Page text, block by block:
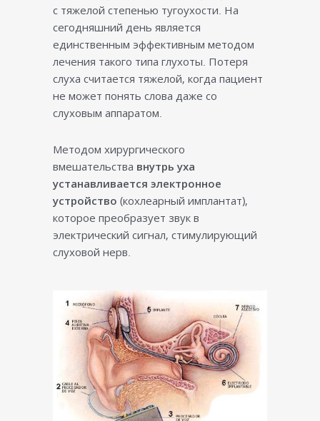
с тяжелой степенью тугоухости. На
сегодняшний день является
единственным эффективным методом
лечения такого типа глухоты. Потеря
слуха считается тяжелой, когда пациент
не может понять слова даже со
слуховым аппаратом.
Методом хирургического
вмешательства внутрь уха
устанавливается электронное
устройство (кохлеарный имплантат),
которое преобразует звук в
электрический сигнал, стимулирующий
слуховой нерв.